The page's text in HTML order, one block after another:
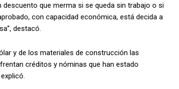
que merma si se queda sin trabajo o si
con capacidad económica, está decida a
destacó.
y de los materiales de construcción las
créditos y nóminas que han estado